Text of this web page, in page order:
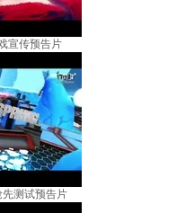
宣传预告片
先测试预告片